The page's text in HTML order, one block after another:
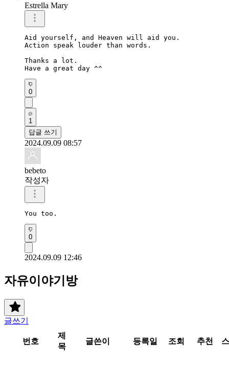
Estrella Mary
Aid yourself, and Heaven will aid you.
Action speak louder than words.
Thanks a lot.
Have a great day ^^
0
1
답글 쓰기
2024.09.09 08:57
bebeto
작성자
You too.
0
2024.09.09 12:46
자유이야기방
글쓰기
번호
제
목
글쓴이 등록일 조회 추천